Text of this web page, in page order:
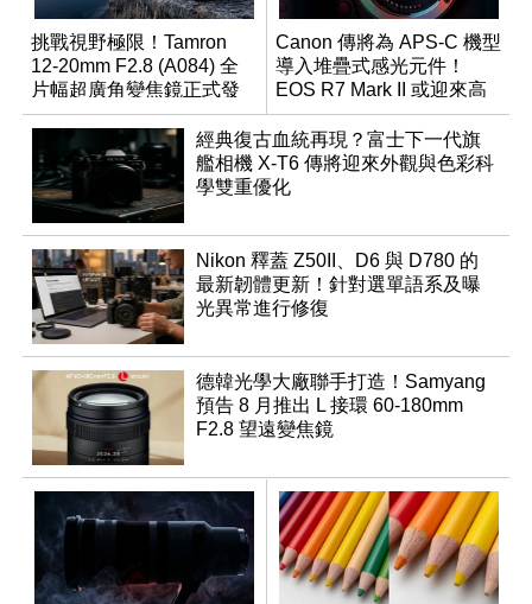
挑戰視野極限！Tamron
12-20mm F2.8 (A084) 全
片幅超廣角變焦鏡正式發
表
Canon 傳將為 APS-C 機型
導入堆疊式感光元件！
EOS R7 Mark II 或迎來高
速讀出升級
經典復古血統再現？富士下一代旗
艦相機 X-T6 傳將迎來外觀與色彩科
學雙重優化
Nikon 釋蓋 Z50II、D6 與 D780 的
最新韌體更新！針對選單語系及曝
光異常進行修復
德韓光學大廠聯手打造！Samyang
預告 8 月推出 L 接環 60-180mm
F2.8 望遠變焦鏡